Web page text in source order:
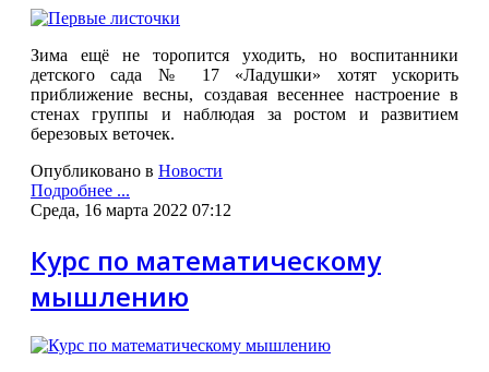
Зима ещё не торопится уходить, но воспитанники
детского сада № 17 «Ладушки» хотят ускорить
приближение весны, создавая весеннее настроение в
стенах группы и наблюдая за ростом и развитием
березовых веточек.
Опубликовано в Новости
Подробнее ...
Среда, 16 марта 2022 07:12
Курс по математическому
мышлению